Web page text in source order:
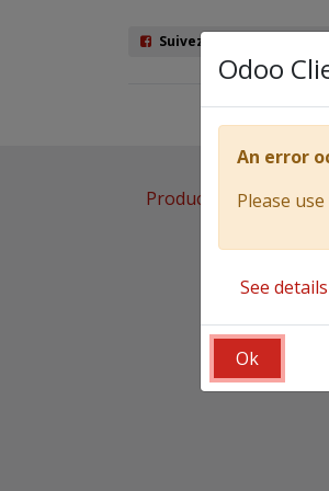
Suivez nous sur Facebook
Products MENCI
Odoo
Ok
An error
Please
See details